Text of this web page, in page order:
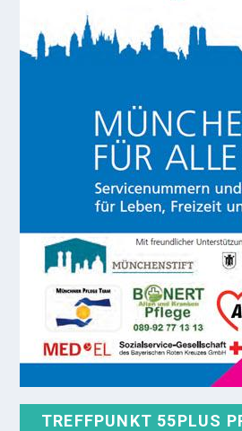
TREFFPUNKT 55PLUS